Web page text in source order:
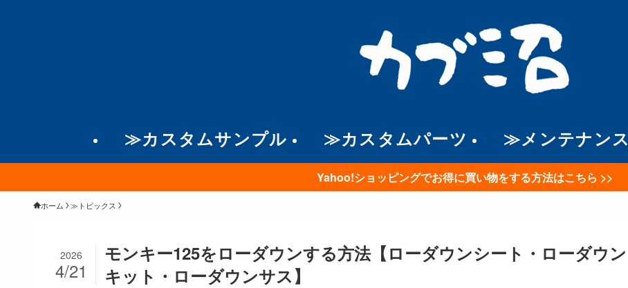
≫カスタムサンプル ≫カスタムパーツ ≫メンテナンス
Yahoo!ショッピングでお得に買い物をする方法はこちら >>
ホーム ≫トピックス
モンキー125をローダウンする方法【ローダウンシート・ローダウン
キット・ローダウンサス】
2026
4/21